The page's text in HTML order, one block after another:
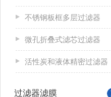
不锈钢板框多层过滤器
微孔折叠式滤芯过滤器
活性炭和液体精密过滤器
过滤器滤膜